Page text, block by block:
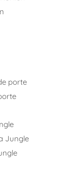
porte
Jungle